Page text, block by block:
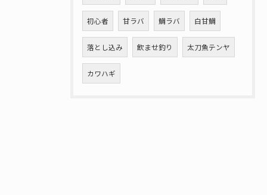
初心者 甘ラバ 鯛ラバ 白甘鯛
落とし込み 飲ませ釣り 太刀魚テンヤ
カワハギ